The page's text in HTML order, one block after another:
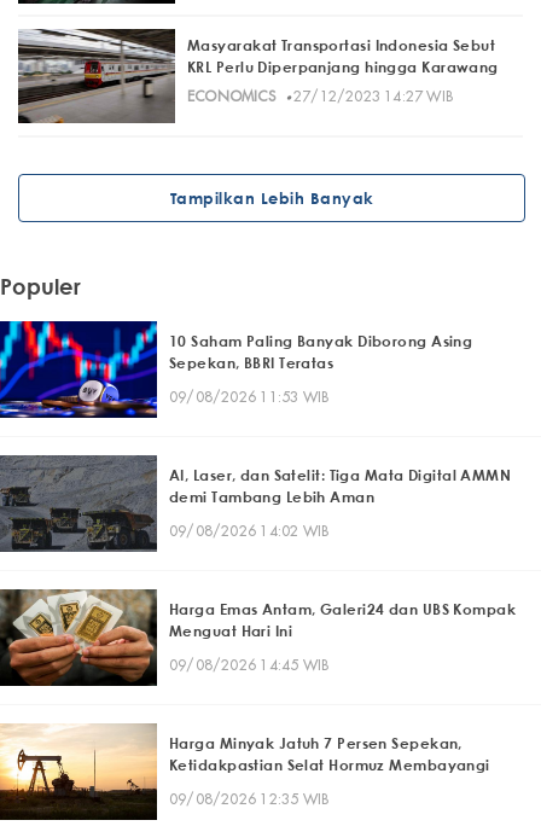
Masyarakat Transportasi Indonesia Sebut
KRL Perlu Diperpanjang hingga Karawang
ECONOMICS· 27/12/2023 14:27 WIB
Tampilkan Lebih Banyak
Populer
10 Saham Paling Banyak Diborong Asing
Sepekan, BBRI Teratas
09/08/2026 11:53 WIB
AI, Laser, dan Satelit: Tiga Mata Digital AMMN
demi Tambang Lebih Aman
09/08/2026 14:02 WIB
Harga Emas Antam, Galeri24 dan UBS Kompak
Menguat Hari Ini
09/08/2026 14:45 WIB
Harga Minyak Jatuh 7 Persen Sepekan,
Ketidakpastian Selat Hormuz Membayangi
09/08/2026 12:35 WIB